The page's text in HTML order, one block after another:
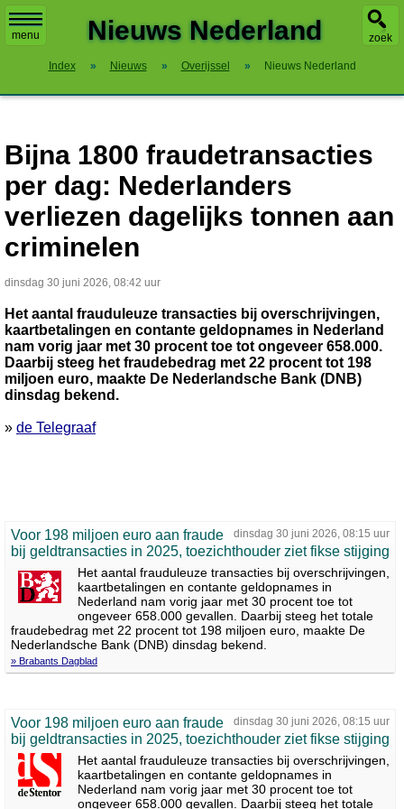
menu zoek
Nieuws Nederland
Index » Nieuws » Overijssel » Nieuws Nederland
Bijna 1800 fraudetransacties
per dag: Nederlanders
verliezen dagelijks tonnen aan
criminelen
dinsdag 30 juni 2026, 08:42 uur
Het aantal frauduleuze transacties bij overschrijvingen,
kaartbetalingen en contante geldopnames in Nederland
nam vorig jaar met 30 procent toe tot ongeveer 658.000.
Daarbij steeg het fraudebedrag met 22 procent tot 198
miljoen euro, maakte De Nederlandsche Bank (DNB)
dinsdag bekend.
» de Telegraaf
dinsdag 30 juni 2026, 08:15 uur
Voor 198 miljoen euro aan fraude
bij geldtransacties in 2025, toezichthouder ziet fikse stijging
Het aantal frauduleuze transacties bij overschrijvingen,
kaartbetalingen en contante geldopnames in
Nederland nam vorig jaar met 30 procent toe tot
ongeveer 658.000 gevallen. Daarbij steeg het totale
fraudebedrag met 22 procent tot 198 miljoen euro, maakte De
Nederlandsche Bank (DNB) dinsdag bekend.
» Brabants Dagblad
dinsdag 30 juni 2026, 08:15 uur
Voor 198 miljoen euro aan fraude
bij geldtransacties in 2025, toezichthouder ziet fikse stijging
Het aantal frauduleuze transacties bij overschrijvingen,
kaartbetalingen en contante geldopnames in
Nederland nam vorig jaar met 30 procent toe tot
ongeveer 658.000 gevallen. Daarbij steeg het totale